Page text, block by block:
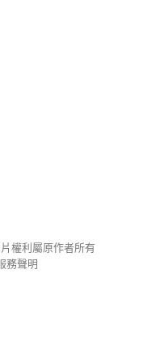
權利屬原作者所有
務聲明